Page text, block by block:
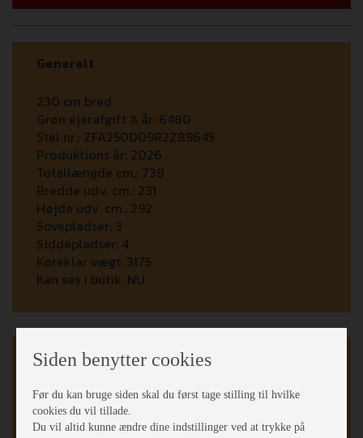
Generelt
230 cm bred
Grøn ejerafgift ½ år: 6480
Stel nr.: ZFA250009R2Z89645
Produktions år: 2026
Totallængde cm.: 739
Bredde udv. cm.: 231
Højde udv. cm.: 292
Sovepladser: 3
Siddepladser: 4
Køreklar vægt: 3175
Kan ses i butik: NU
Indretning
Dobbeltseng
Fritstående db.seng
Queens Bed o/garage
Siden benytter cookies
Før du kan bruge siden skal du først tage stilling til hvilke
cookies du vil tillade.
Du vil altid kunne ændre dine indstillinger ved at trykke på